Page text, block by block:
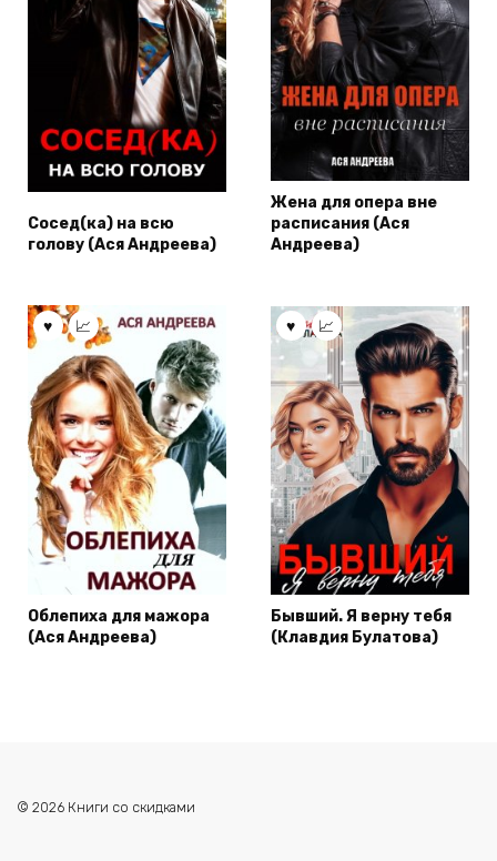
Сосед(ка) на всю
голову (Ася Андреева)
Жена для опера вне
расписания (Ася
Андреева)
Облепиха для мажора
(Ася Андреева)
Бывший. Я верну тебя
(Клавдия Булатова)
© 2026 Книги со скидками